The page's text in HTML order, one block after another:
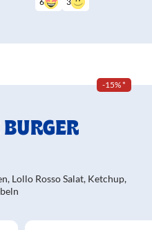
-15%*
Lollo Rosso Salat, Ketchup,